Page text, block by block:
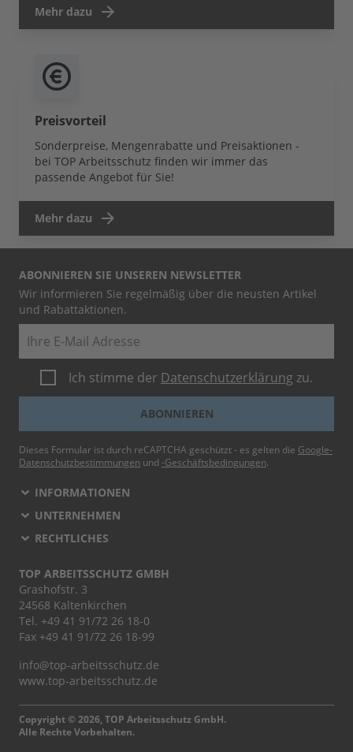
Mehr dazu
Preisvorteil
Sonderpreise, Mengenrabatte und Preisaktionen -
bei TOP Arbeitsschutz finden wir immer das
passende Angebot für Sie!
Mehr dazu
ABONNIEREN SIE UNSEREN NEWSLETTER
Wir informieren Sie regelmäßig über die neusten Artikel
und Rabattaktionen.
Ich stimme der Datenschutzerklärung zu.
ABONNIEREN
Dieses Formular ist durch reCAPTCHA geschützt - es gelten die Google-
Datenschutzbestimmungen und -Geschäftsbedingungen.
INFORMATIONEN
UNTERNEHMEN
RECHTLICHES
TOP ARBEITSSCHUTZ GMBH
Grashofstr. 3
24568 Kaltenkirchen
Tel. +49 41 91/72 26 18-0
Fax +49 41 91/72 26 18-99
info@top-arbeitsschutz.de
www.top-arbeitsschutz.de
Copyright © 2026, TOP Arbeitsschutz GmbH.
Alle Rechte Vorbehalten.